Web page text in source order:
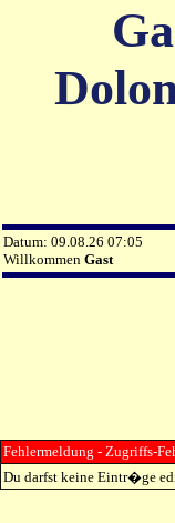
Datum: 09.08.26 07:05
Willkommen Gast
Fehlermeldung - Zugriffs-
Du darfst keine Eintr�ge